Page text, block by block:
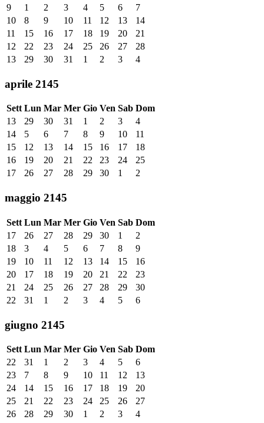
9
1 2 3 4 5 6
7
10
8 9 10 11 12 13
14
11
15 16 17 18 19 20
21
12
22 23 24 25 26 27
28
13
29 30 31 1 2 3 4
aprile 2145
Sett Lun Mar Mer Gio Ven Sab Dom
13
29 30 31 1 2 3
4
14
5 6 7 8 9 10
11
15
12 13 14 15 16 17
18
16
19 20 21 22 23 24
25
17
26 27 28 29 30 1 2
maggio 2145
Sett Lun Mar Mer Gio Ven Sab Dom
17
26 27 28 29 30 1
2
18
3 4 5 6 7 8
9
19
10 11 12 13 14 15
16
20
17 18 19 20 21 22
23
21
24 25 26 27 28 29
30
22
31 1 2 3 4 5 6
giugno 2145
Sett Lun Mar Mer Gio Ven Sab Dom
22
31 1 2 3 4 5
6
23
7 8 9 10 11 12
13
24
14 15 16 17 18 19
20
25
21 22 23 24 25 26
27
26
28 29 30 1 2 3 4